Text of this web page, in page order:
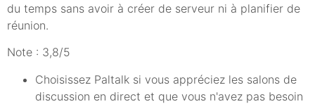
du temps sans avoir à créer de serveur ni à planifier de
réunion.
Note : 3,8/5
Choisissez Paltalk si vous appréciez les salons de
discussion en direct et que vous n'avez pas besoin